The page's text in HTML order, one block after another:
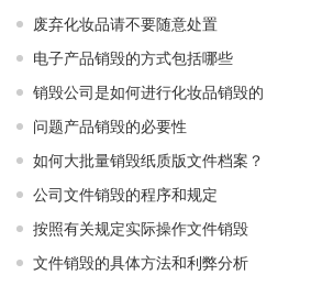
废弃化妆品请不要随意处置
电子产品销毁的方式包括哪些
销毁公司是如何进行化妆品销毁的
问题产品销毁的必要性
如何大批量销毁纸质版文件档案？
公司文件销毁的程序和规定
按照有关规定实际操作文件销毁
文件销毁的具体方法和利弊分析